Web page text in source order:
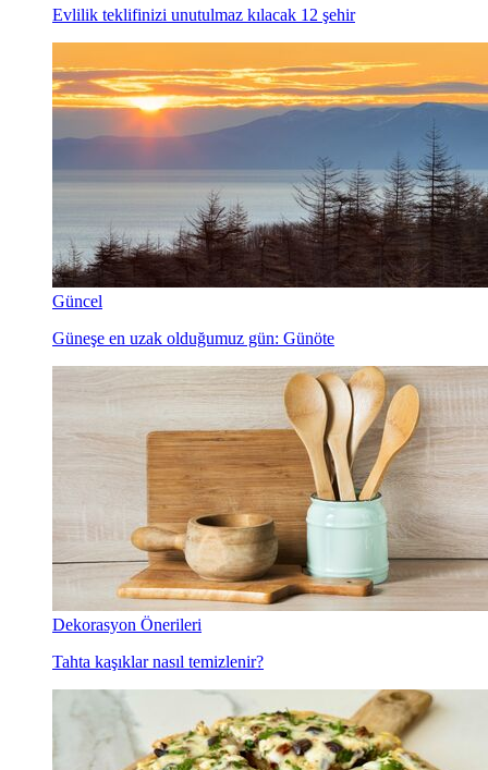
Evlilik teklifinizi unutulmaz kılacak 12 şehir
Güncel
Güneşe en uzak olduğumuz gün: Günöte
Dekorasyon Önerileri
Tahta kaşıklar nasıl temizlenir?